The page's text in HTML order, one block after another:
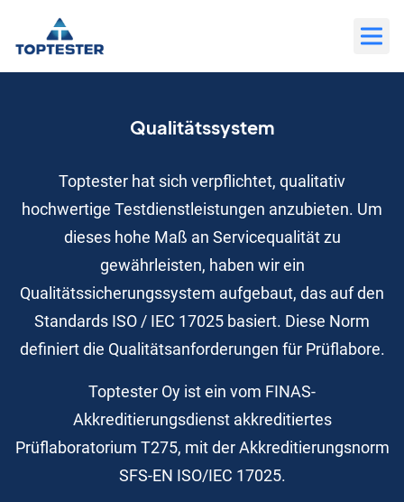
wechseln
Qualitätssystem
Toptester hat sich verpflichtet, qualitativ
hochwertige Testdienstleistungen anzubieten. Um
dieses hohe Maß an Servicequalität zu
gewährleisten, haben wir ein
Qualitätssicherungssystem aufgebaut, das auf den
Standards ISO / IEC 17025 basiert. Diese Norm
definiert die Qualitätsanforderungen für Prüflabore.
Toptester Oy ist ein vom FINAS-
Akkreditierungsdienst akkreditiertes
Prüflaboratorium T275, mit der Akkreditierungsnorm
SFS-EN ISO/IEC 17025.